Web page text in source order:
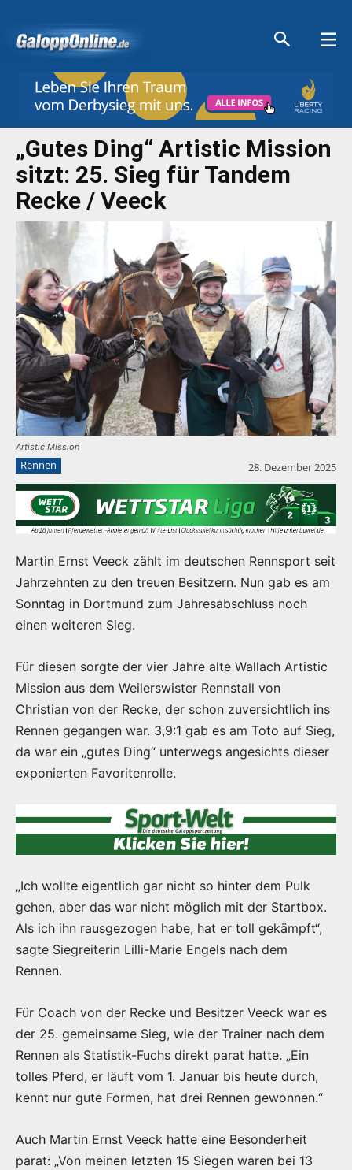
„Gutes Ding“ Artistic Mission
sitzt: 25. Sieg für Tandem
Recke / Veeck
Artistic Mission
Rennen 28. Dezember 2025
Martin Ernst Veeck zählt im deutschen Rennsport seit
Jahrzehnten zu den treuen Besitzern. Nun gab es am
Sonntag in Dortmund zum Jahresabschluss noch
einen weiteren Sieg.
Für diesen sorgte der vier Jahre alte Wallach Artistic
Mission aus dem Weilerswister Rennstall von
Christian von der Recke, der schon zuversichtlich ins
Rennen gegangen war. 3,9:1 gab es am Toto auf Sieg,
da war ein „gutes Ding“ unterwegs angesichts dieser
exponierten Favoritenrolle.
„Ich wollte eigentlich gar nicht so hinter dem Pulk
gehen, aber das war nicht möglich mit der Startbox.
Als ich ihn rausgezogen habe, hat er toll gekämpft“,
sagte Siegreiterin Lilli-Marie Engels nach dem
Rennen.
Für Coach von der Recke und Besitzer Veeck war es
der 25. gemeinsame Sieg, wie der Trainer nach dem
Rennen als Statistik-Fuchs direkt parat hatte. „Ein
tolles Pferd, er läuft vom 1. Januar bis heute durch,
kennt nur gute Formen, hat drei Rennen gewonnen.“
Auch Martin Ernst Veeck hatte eine Besonderheit
parat: „Von meinen letzten 15 Siegen waren bei 13